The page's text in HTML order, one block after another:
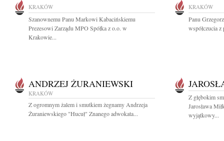
KRAKÓW
Szanownemu Panu Markowi Kabacińskiemu
Prezesowi Zarządu MPO Spółka z o.o. w
Krakowie...
KRAKÓW
Panu
współczucia
ANDRZEJ ŻURANIEWSKI
KRAKÓW
Z ogromnym żalem i smutkiem żegnamy Andrzeja
Żuraniewskiego "Hucuł" Znanego adwokata...
Z głębokim
Jarosława
wyjątkowy...